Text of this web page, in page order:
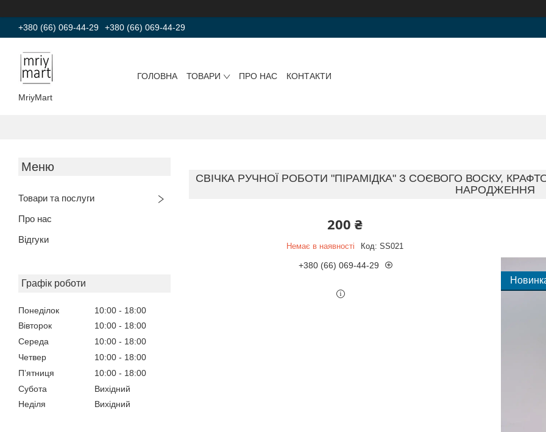
+380 (66) 069-44-29 +380 (66) 069-44-29
MriyMart
ГОЛОВНА ТОВАРИ ПРО НАС КОНТАКТИ
Товари та послуги
Про нас
Відгуки
Графік роботи
Понеділок 10:00
18:00
Вівторок
10:00
18:00
Середа
10:00
18:00
Четвер
10:00
18:00
Пʼятниця
10:00
18:00
Субота
Вихідний
Неділя
Вихідний
СВІЧКА РУЧНОЇ РОБОТИ "ПІРАМІДКА" З СОЄВОГО ВОСКУ,
НАРОДЖЕННЯ
200 ₴
Немає в наявності Код: SS021
+380 (66) 069-44-29